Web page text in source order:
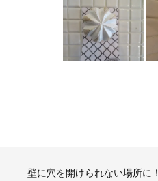
壁に穴を開けられない場所に！